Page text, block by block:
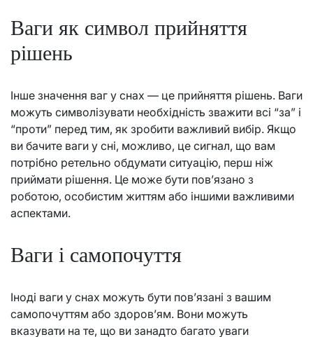
Ваги як символ прийняття
рішень
Інше значення ваг у снах — це прийняття рішень. Ваги
можуть символізувати необхідність зважити всі “за” і
“проти” перед тим, як зробити важливий вибір. Якщо
ви бачите ваги у сні, можливо, це сигнал, що вам
потрібно ретельно обдумати ситуацію, перш ніж
приймати рішення. Це може бути пов’язано з
роботою, особистим життям або іншими важливими
аспектами.
Ваги і самопочуття
Іноді ваги у снах можуть бути пов’язані з вашим
самопочуттям або здоров’ям. Вони можуть
вказувати на те, що ви занадто багато уваги